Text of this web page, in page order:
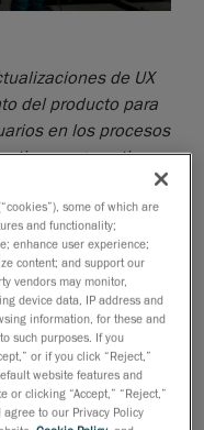
de UX
del producto para
en los procesos
tiempo garantizan
—Creaform, una
mundial de
yportátiles
BLACK+™,
HandyPROBE
de su conjunto
Basándose
some of which are
and functionality;
enhance user experience;
content; and support our
vendors may monitor,
device data, IP address and
information, for these and
such purposes. If you
or if you click “Reject,”
website features and
clicking “Accept,” “Reject,”
to our Privacy Policy